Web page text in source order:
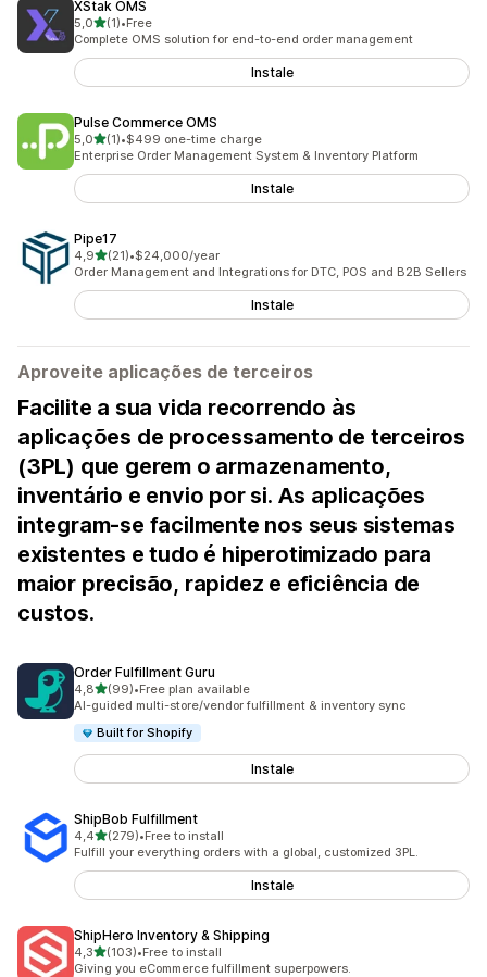
XStak OMS
5,0de 5 estrelas
(1)
1 total de avaliações
•Free
Complete OMS solution for end-to-end order management
Instale
Pulse Commerce OMS
5,0de 5 estrelas
(1)
1 total de avaliações
•$499 one-time charge
Enterprise Order Management System & Inventory Platform
Instale
Pipe17
4,9de 5 estrelas
(21)
21 total de avaliações
•$24,000/year
Order Management and Integrations for DTC, POS and B2B Sellers
Instale
Aproveite aplicações de terceiros
Facilite a sua vida recorrendo às
aplicações de processamento de terceiros
(3PL) que gerem o armazenamento,
inventário e envio por si. As aplicações
integram-se facilmente nos seus sistemas
existentes e tudo é hiperotimizado para
maior precisão, rapidez e eficiência de
custos.
Order Fulfillment Guru
4,8de 5 estrelas
(99)
99 total de avaliações
•Free plan available
AI-guided multi-store/vendor fulfillment & inventory sync
Built for Shopify
Instale
ShipBob Fulfillment
4,4de 5 estrelas
(279)
279 total de avaliações
•Free to install
Fulfill your everything orders with a global, customized 3PL.
Instale
ShipHero Inventory & Shipping
4,3de 5 estrelas
(103)
103 total de avaliações
•Free to install
Giving you eCommerce fulfillment superpowers.